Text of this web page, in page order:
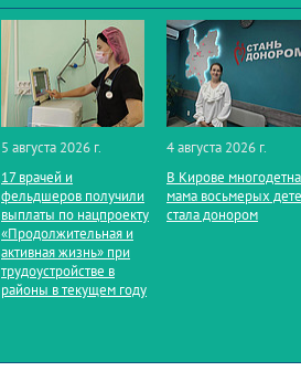
5 августа 2026 г.
17 врачей и
фельдшеров получили
выплаты по нацпроекту
«Продолжительная и
активная жизнь» при
трудоустройстве в
районы в текущем году
4 августа 2026 г.
В Кирове
мама восьмерых
стала донором